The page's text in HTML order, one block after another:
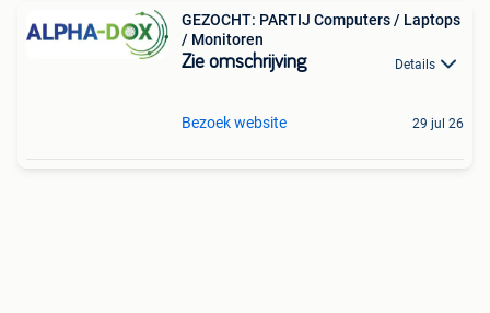
GEZOCHT: PARTIJ Computers / Laptops
/ Monitoren
Zie omschrijving Details
Bezoek website 29 jul 26